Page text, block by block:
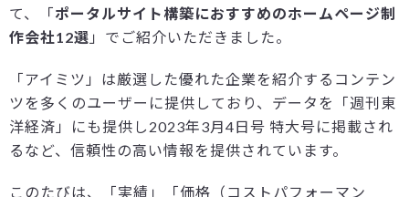
て、「ポータルサイト構築におすすめのホームページ制
作会社12選 」でご紹介いただきました。
「アイミツ」は厳選した優れた企業を紹介するコンテン
ツを多くのユーザーに提供しており、データを「週刊東
洋経済」にも提供し2023年3月4日号 特大号に掲載され
るなど、信頼性の高い情報を提供されています。
このたびは、「実績」「価格（コストパフォーマン